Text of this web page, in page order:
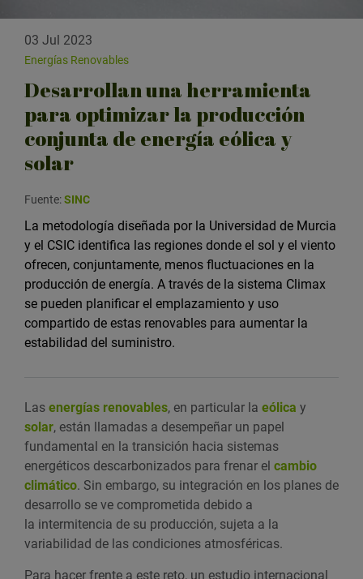
03 Jul 2023
Energías Renovables
Desarrollan una herramienta
para optimizar la producción
conjunta de energía eólica y
solar
Fuente:SINC
La metodología diseñada por la Universidad de Murcia
y el CSIC identifica las regiones donde el sol y el viento
ofrecen, conjuntamente, menos fluctuaciones en la
producción de energía. A través de la sistema Climax
se pueden planificar el emplazamiento y uso
compartido de estas renovables para aumentar la
estabilidad del suministro.
Las energías renovables, en particular la eólica y
solar, están llamadas a desempeñar un papel
fundamental en la transición hacia sistemas
energéticos descarbonizados para frenar el cambio
climático. Sin embargo, su integración en los planes de
desarrollo se ve comprometida debido a
la intermitencia de su producción, sujeta a la
variabilidad de las condiciones atmosféricas.
Para hacer frente a este reto, un estudio internacional